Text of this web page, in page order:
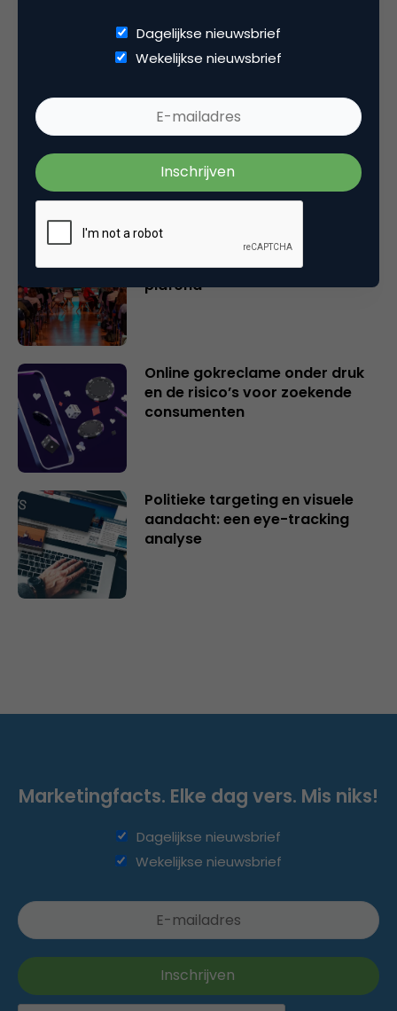
Gerelateerde artikelen
Wat Gen Z écht denkt over
GenAI in reclame
IIEX Europe 2026: insight-
professionals verhogen het
plafond
Online gokreclame onder druk
en de risico’s voor zoekende
consumenten
Politieke targeting en visuele
aandacht: een eye-tracking
analyse
Dagelijkse nieuwsbrief
Wekelijkse nieuwsbrief
Marketingfacts. Elke dag vers. Mis niks!
Dagelijkse nieuwsbrief
Wekelijkse nieuwsbrief